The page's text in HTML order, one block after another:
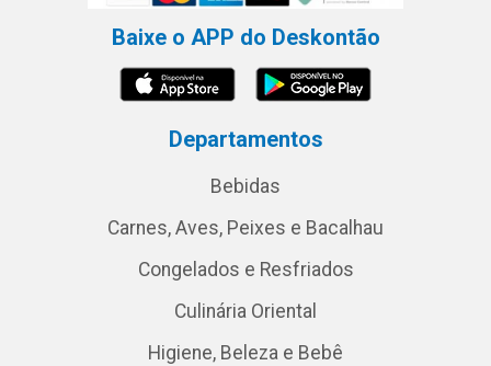
Baixe o APP do Deskontão
Departamentos
Bebidas
Carnes, Aves, Peixes e Bacalhau
Congelados e Resfriados
Culinária Oriental
Higiene, Beleza e Bebê